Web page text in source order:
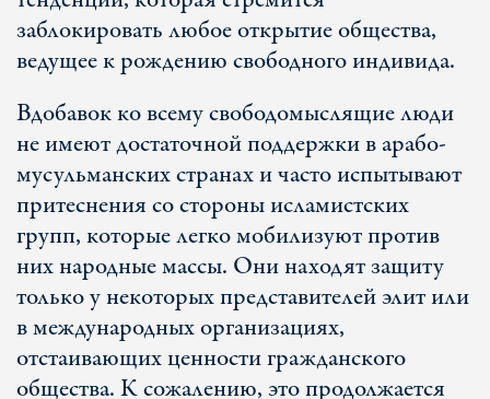
заблокировать любое открытие общества,
ведущее к рождению свободного индивида.
Вдобавок ко всему свободомыслящие люди
не имеют достаточной поддержки в арабо-
мусульманских странах и часто испытывают
притеснения со стороны исламистских
групп, которые легко мобилизуют против
них народные массы. Они находят защиту
только у некоторых представителей элит или
в международных организациях,
отстаивающих ценности гражданского
общества. К сожалению, это продолжается